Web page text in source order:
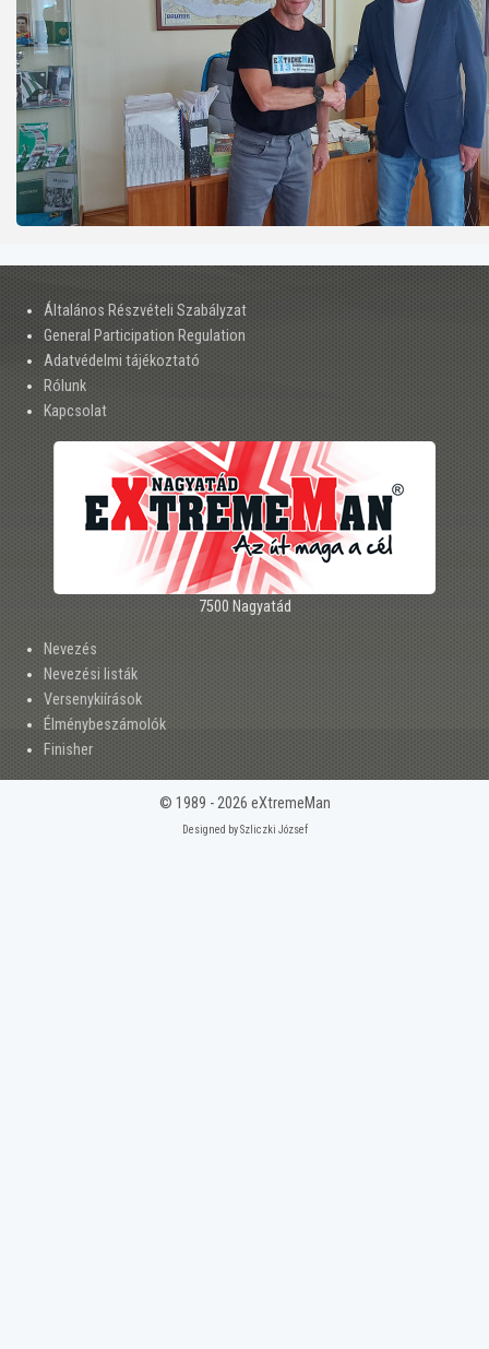
Általános Részvételi Szabályzat
General Participation Regulation
Adatvédelmi tájékoztató
Rólunk
Kapcsolat
7500 Nagyatád
Nevezés
Nevezési listák
Versenykiírások
Élménybeszámolók
Finisher
© 1989 - 2026 eXtremeMan
Designed by Szliczki József